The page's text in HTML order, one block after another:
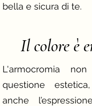
bella e sicura di te.
Il colore è
L'armocromia
questione
anche